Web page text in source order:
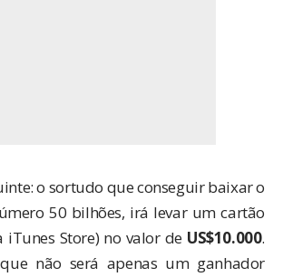
o sortudo que conseguir baixar o
50 bilhões, irá levar um cartão
iTunes Store) no valor de US$10.000.
não será apenas um ganhador